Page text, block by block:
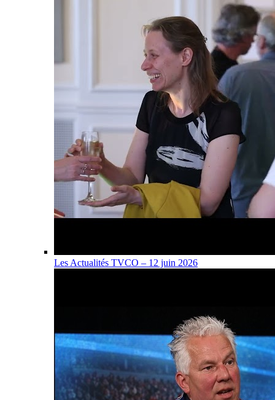
Les Actualités TVCO – 12 juin 2026